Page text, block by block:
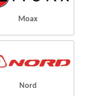
Moax
Nord